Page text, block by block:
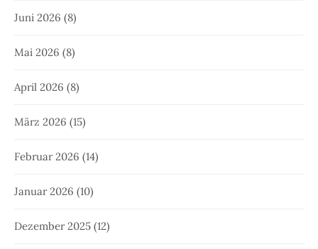
Juni 2026 (8)
Mai 2026 (8)
April 2026 (8)
März 2026 (15)
Februar 2026 (14)
Januar 2026 (10)
Dezember 2025 (12)